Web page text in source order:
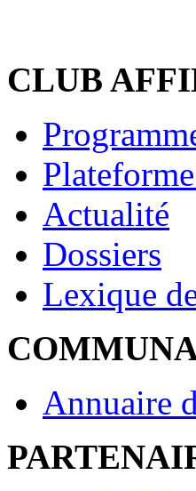
CLUB
Actualité
Dossiers
Lexique
Annuaire